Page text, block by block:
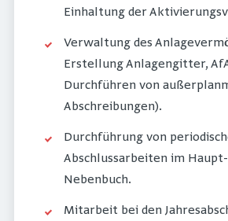
Einhaltung der
Verwaltung des
Erstellung Anlagengitter,
Durchführen von
Abschreibungen).
Durchführung von
Abschlussarbeiten im
Nebenbuch.
Mitarbeit bei den